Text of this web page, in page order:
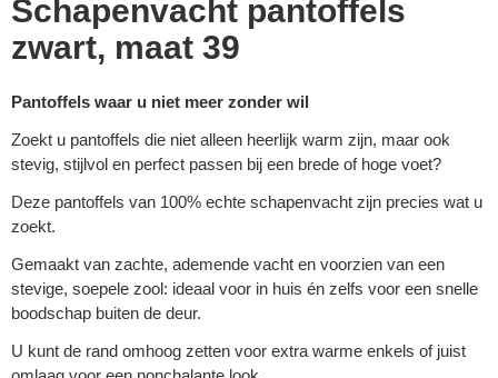
Schapenvacht pantoffels
zwart, maat 39
Pantoffels waar u niet meer zonder wil
Zoekt u pantoffels die niet alleen heerlijk warm zijn, maar ook
stevig, stijlvol en perfect passen bij een brede of hoge voet?
Deze pantoffels van 100% echte schapenvacht zijn precies wat u
zoekt.
Gemaakt van zachte, ademende vacht en voorzien van een
stevige, soepele zool: ideaal voor in huis én zelfs voor een snelle
boodschap buiten de deur.
U kunt de rand omhoog zetten voor extra warme enkels of juist